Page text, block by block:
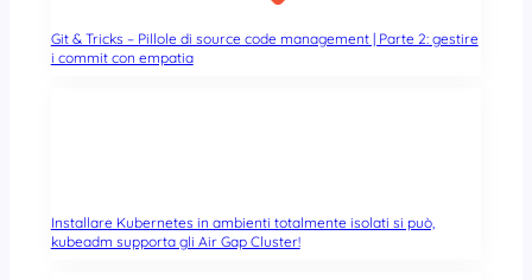
Git & Tricks – Pillole di source code management | Parte 2: gestire
i commit con empatia
Installare Kubernetes in ambienti totalmente isolati si può,
kubeadm supporta gli Air Gap Cluster!